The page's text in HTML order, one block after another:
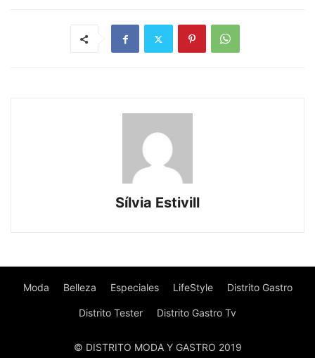
Sílvia Estivill
Moda Belleza Especiales LifeStyle Distrito Gastro
Distrito Tester Distrito Gastro Tv
© DISTRITO MODA Y GASTRO 2019